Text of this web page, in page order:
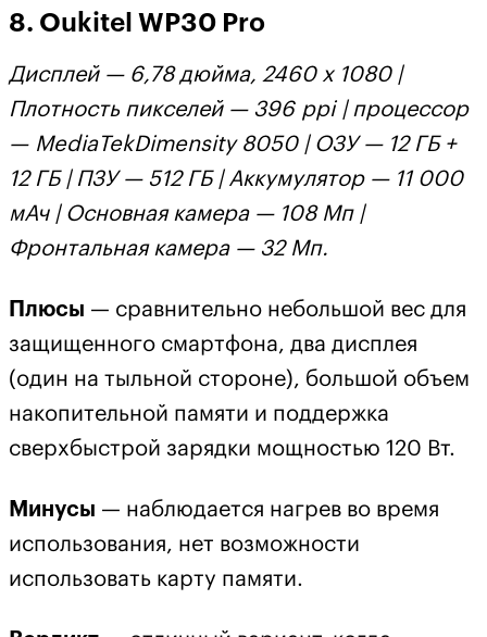
8. Oukitel WP30 Pro
Дисплей — 6,78 дюйма, 2460 х 1080 |
Плотность пикселей — 396 ppi | процессор
— MediaTekDimensity 8050 | ОЗУ — 12 ГБ +
12 ГБ | ПЗУ — 512 ГБ | Аккумулятор — 11 000
мАч | Основная камера — 108 Мп |
Фронтальная камера — 32 Мп.
Плюсы — сравнительно небольшой вес для
защищенного смартфона, два дисплея
(один на тыльной стороне), большой объем
накопительной памяти и поддержка
сверхбыстрой зарядки мощностью 120 Вт.
Минусы — наблюдается нагрев во время
использования, нет возможности
использовать карту памяти.